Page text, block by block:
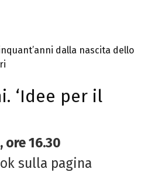
dalla nascita dello
‘Idee per il
ore 16.30
sulla pagina